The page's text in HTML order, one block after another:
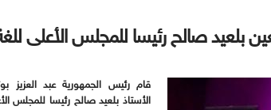
بلعيد صالح رئيسا للمجلس الأعلى
قام رئيس الجمهورية عبد العزيز
الأستاذ بلعيد صالح رئيسا للمجلس